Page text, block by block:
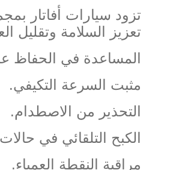
تزود سيارات أفاتار
تعزيز السلامة وتقليل
المساعدة في الحفاظ
مثبت السرعة التكيفي.
التحذير من الاصطدام.
الكبح التلقائي في
مراقبة النقطة العمياء.